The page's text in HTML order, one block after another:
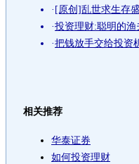
· [原创]乱世求生存
·投资理财:聪明的
·把钱放手交给投资
相关推荐
华泰证券
如何投资理财